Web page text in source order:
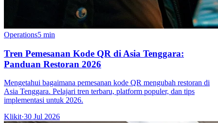
Operations5 min
Tren Pemesanan Kode QR di Asia Tenggara:
Panduan Restoran 2026
Mengetahui bagaimana pemesanan kode QR mengubah restoran di
Asia Tenggara. Pelajari tren terbaru, platform populer, dan tips
implementasi untuk 2026.
Klikit·30 Jul 2026